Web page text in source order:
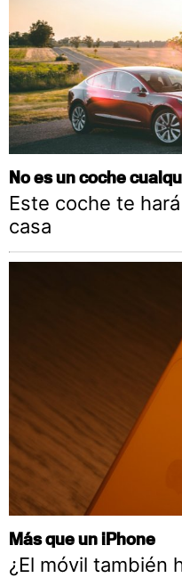
No es un coche
Este coche te
casa
Más que un iPhone
¿El móvil también